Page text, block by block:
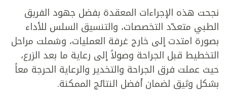
نجحت هذه الإجراءات المعقدة بفضل جهود الفريق
الطبي متعدّد التخصصات، والتنسيق السلس للأداء
بصورة امتدت إلى خارج غرفة العمليات، وشملت مراحل
التخطيط قبل الجراحة وصولاً إلى رعاية ما بعد الزرع،
حيث عملت فرق الجراحة والتخدير والرعاية الحرجة معاً
بشكل وثيق لضمان أفضل النتائج الممكنة.